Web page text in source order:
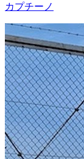
カプチーノ